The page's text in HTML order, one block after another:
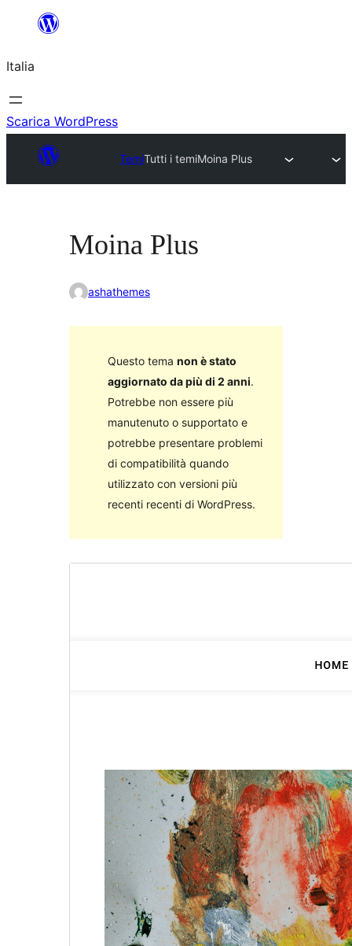
contenuto
Italia
Scarica WordPress
TemiTutti i temiMoina Plus
Moina Plus
ashathemes
Questo tema non è stato
aggiornato da più di 2 anni.
Potrebbe non essere più
manutenuto o supportato e
potrebbe presentare problemi
di compatibilità quando
utilizzato con versioni più
recenti recenti di WordPress.